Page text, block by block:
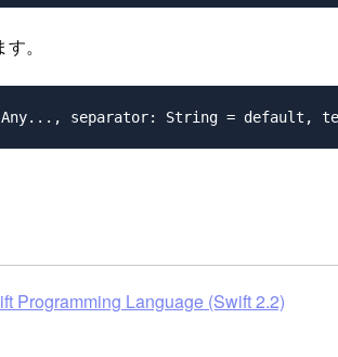
。
Programming Language (Swift 2.2)